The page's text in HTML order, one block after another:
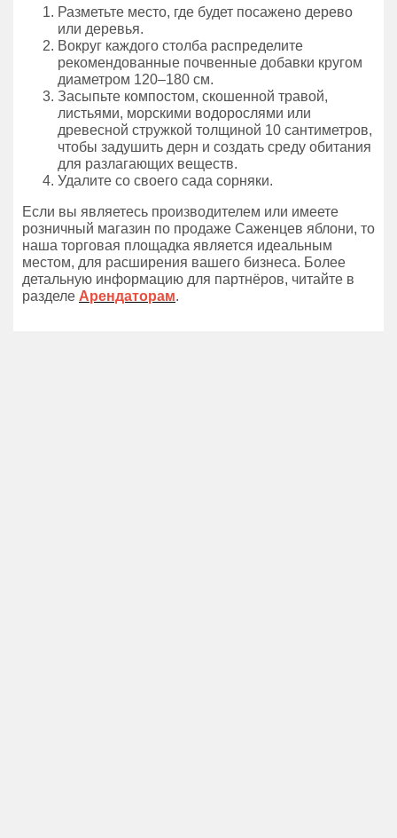
Разметьте место, где будет посажено дерево
или деревья.
Вокруг каждого столба распределите
рекомендованные почвенные добавки кругом
диаметром 120–180 см.
Засыпьте компостом, скошенной травой,
листьями, морскими водорослями или
древесной стружкой толщиной 10 сантиметров,
чтобы задушить дерн и создать среду обитания
для разлагающих веществ.
Удалите со своего сада сорняки.
Если вы являетесь производителем или имеете
розничный магазин по продаже Саженцев яблони, то
наша торговая площадка является идеальным
местом, для расширения вашего бизнеса. Более
детальную информацию для партнёров, читайте в
разделе Арендаторам.